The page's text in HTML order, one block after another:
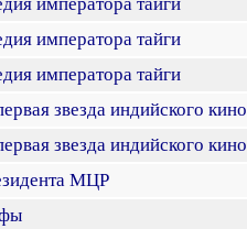
императора тайги
императора тайги
звезда индийского кино
звезда индийского кино
МЦР